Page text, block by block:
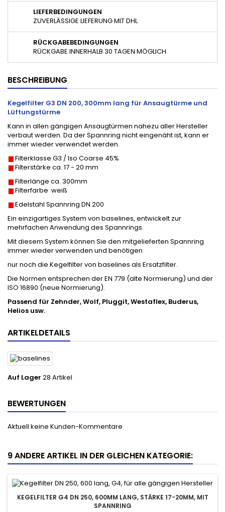
LIEFERBEDINGUNGEN
ZUVERLÄSSIGE LIEFERUNG MIT DHL
RÜCKGABEBEDINGUNGEN
RÜCKGABE INNERHALB 30 TAGEN MÖGLICH
BESCHREIBUNG
Kegelfilter G3 DN 200, 300mm lang für Ansaugtürme und
Lüftungstürme
Kann in allen gängigen Ansaugtürmen nahezu aller Hersteller
verbaut werden. Da der Spannring nicht eingenäht ist, kann er
immer wieder verwendet werden.
Filterklasse G3 / Iso Coarse 45%
Filterstärke ca. 17 - 20 mm
Filterlänge ca. 300mm
Filterfarbe weiß
Edelstahl Spannring DN 200
Ein einzigartiges System von baselines, entwickelt zur
mehrfachen Anwendung des Spannrings.
Mit diesem System können Sie den mitgelieferten Spannring
immer wieder verwenden und benötigen
nur noch die Kegelfilter von baselines als Ersatzfilter.
Die Normen entsprechen der EN 779 (alte Normierung) und der
ISO 16890 (neue Normierung).
Passend für Zehnder, Wolf, Pluggit,Westaflex, Buderus,
Helios usw.
ARTIKELDETAILS
Auf Lager 28 Artikel
BEWERTUNGEN
Aktuell keine Kunden-Kommentare
9 ANDERE ARTIKEL IN DER GLEICHEN KATEGORIE:
KEGELFILTER G4 DN 250, 600MM LANG, STÄRKE 17-20MM, MIT
SPANNRING